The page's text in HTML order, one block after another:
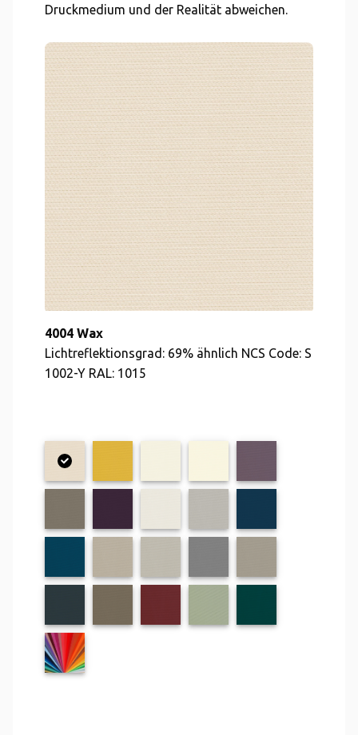
Druckmedium und der Realität abweichen.
4004 Wax
Lichtreflektionsgrad: 69% ähnlich NCS Code: S
1002-Y RAL: 1015